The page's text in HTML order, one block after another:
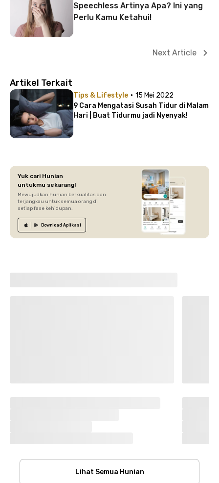
Speechless Artinya Apa? Ini yang
Perlu Kamu Ketahui!
Next Article
Artikel Terkait
Tips & Lifestyle · 15 Mei 2022
9 Cara Mengatasi Susah Tidur di Malam
Hari | Buat Tidurmu jadi Nyenyak!
Yuk cari Hunian
untukmu sekarang!
Mewujudkan hunian berkualitas dan
terjangkau untuk semua orang di
setiap fase kehidupan.
Download Aplikasi
Lihat Semua Hunian